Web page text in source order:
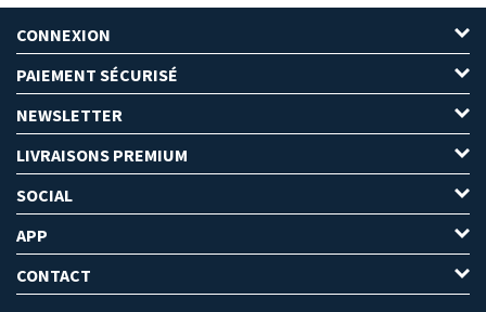
CONNEXION
PAIEMENT SÉCURISÉ
NEWSLETTER
LIVRAISONS PREMIUM
SOCIAL
APP
CONTACT